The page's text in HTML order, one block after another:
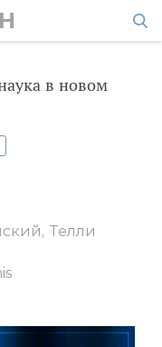
в новом
Телли